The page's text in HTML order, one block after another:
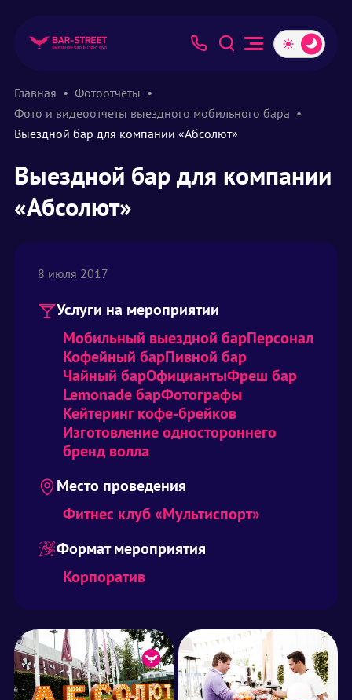
Главная
Фотоотчеты
Фото и видеоотчеты выездного мобильного бара
Выездной бар для компании «Абсолют»
Выездной бар для компании
«Абсолют»
8 июля 2017
Услуги на мероприятии
Мобильный выездной барПерсонал
Кофейный барПивной бар
Чайный барОфициантыФреш бар
Lemonade барФотографы
Кейтеринг кофе-брейков
Изготовление одностороннего
бренд волла
Место проведения
Фитнес клуб «Мультиспорт»
Формат мероприятия
Корпоратив